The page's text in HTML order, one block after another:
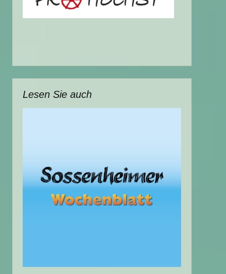
Lesen Sie auch